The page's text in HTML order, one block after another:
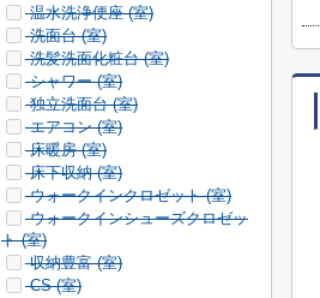
温水洗浄便座 (室)
洗面台 (室)
洗髪洗面化粧台 (室)
シャワー (室)
独立洗面台 (室)
エアコン (室)
床暖房 (室)
床下収納 (室)
ウォークインクロゼット (室)
ウォークインシューズクロゼッ
ト (室)
収納豊富 (室)
CS (室)